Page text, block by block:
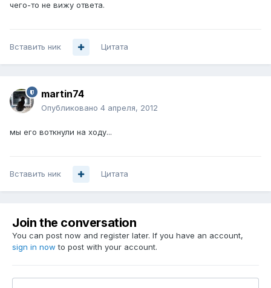
чего-то не вижу ответа.
Вставить ник Цитата
martin74
Опубликовано 4 апреля, 2012
мы его воткнули на ходу...
Вставить ник Цитата
Join the conversation
You can post now and register later. If you have an account,
sign in now to post with your account.